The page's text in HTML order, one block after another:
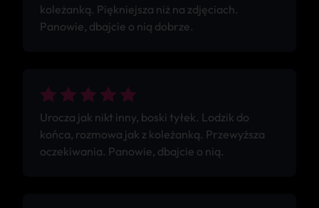
koleżanką. Piękniejsza niż na zdjęciach.
Panowie, dbajcie o nią dobrze.
Urocza jak nikt inny, boski tyłek. Lodzik do
końca, rozmowa jak z koleżanką. Przewyższa
oczekiwania. Panowie, dbajcie o nią.